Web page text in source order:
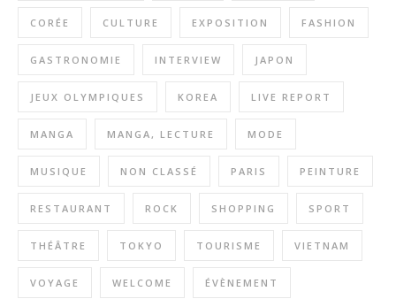
CORÉE CULTURE EXPOSITION FASHION
GASTRONOMIE INTERVIEW JAPON
JEUX OLYMPIQUES KOREA LIVE REPORT
MANGA MANGA, LECTURE MODE
MUSIQUE NON CLASSÉ PARIS PEINTURE
RESTAURANT ROCK SHOPPING SPORT
THÉÂTRE TOKYO TOURISME VIETNAM
VOYAGE WELCOME ÉVÈNEMENT